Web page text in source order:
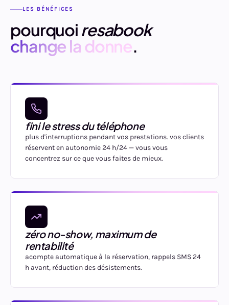
LES BÉNÉFICES
pourquoi resabook
change la donne.
fini le stress du téléphone
plus d'interruptions pendant vos prestations. vos clients
réservent en autonomie 24 h/24 — vous vous
concentrez sur ce que vous faites de mieux.
zéro no-show, maximum de
rentabilité
acompte automatique à la réservation, rappels SMS 24
h avant, réduction des désistements.